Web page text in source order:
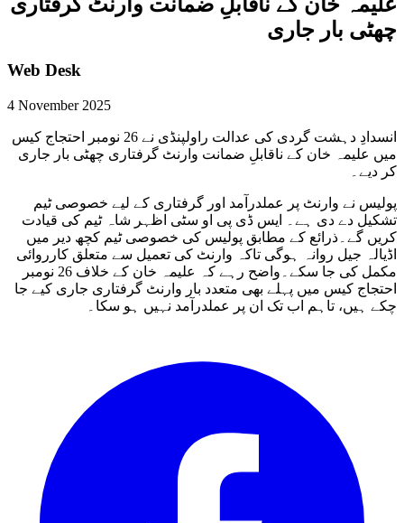
چھٹی بار جاری
Web Desk
4 November 2025
انسدادِ دہشت گردی کی عدالت راولپنڈی نے 26 نومبر احتجاج کیس
میں علیمہ خان کے ناقابلِ ضمانت وارنٹ گرفتاری چھٹی بار جاری
کر دیے۔
پولیس نے وارنٹ پر عملدرآمد اور گرفتاری کے لیے خصوصی ٹیم
تشکیل دے دی ہے۔ ایس ڈی پی او سٹی اظہر شاہ ٹیم کی قیادت
کریں گے۔ذرائع کے مطابق پولیس کی خصوصی ٹیم کچھ دیر میں
اڈیالہ جیل روانہ ہوگی تاکہ وارنٹ کی تعمیل سے متعلق کارروائی
مکمل کی جا سکے۔واضح رہے کہ علیمہ خان کے خلاف 26 نومبر
احتجاج کیس میں پہلے بھی متعدد بار وارنٹ گرفتاری جاری کیے جا
چکے ہیں، تاہم اب تک ان پر عملدرآمد نہیں ہو سکا۔